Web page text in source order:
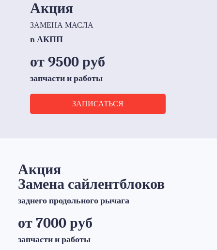
Акция
ЗАМЕНА МАСЛА
в АКПП
от 9500 руб
запчасти и работы
ЗАПИСАТЬСЯ
Акция
Замена сайлентблоков
заднего продольного рычага
от 7000 руб
запчасти и работы